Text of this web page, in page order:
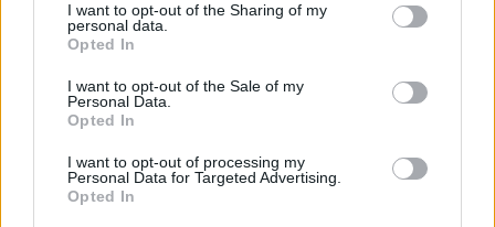
I want to opt-out of the Sharing of my
personal data.
Opted In
I want to opt-out of the Sale of my
Personal Data.
Opted In
I want to opt-out of processing my
Personal Data for Targeted Advertising.
Opted In
Προανάκριση διενεργεί το Αστυνομικό
Τμήμα Συντάγματος.